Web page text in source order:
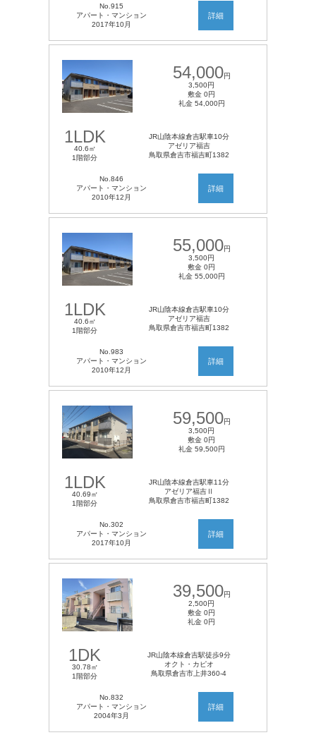
No.915
アパート・マンション
2017年10月
詳細
54,000円
3,500円
敷金 0円
礼金 54,000円
1LDK
40.6㎡
1階部分
JR山陰本線倉吉駅車10分
アゼリア福吉
鳥取県倉吉市福吉町1382
No.846
アパート・マンション
2010年12月
詳細
55,000円
3,500円
敷金 0円
礼金 55,000円
1LDK
40.6㎡
1階部分
JR山陰本線倉吉駅車10分
アゼリア福吉
鳥取県倉吉市福吉町1382
No.983
アパート・マンション
2010年12月
詳細
59,500円
3,500円
敷金 0円
礼金 59,500円
1LDK
40.69㎡
1階部分
JR山陰本線倉吉駅車11分
アゼリア福吉Ⅱ
鳥取県倉吉市福吉町1382
No.302
アパート・マンション
2017年10月
詳細
39,500円
2,500円
敷金 0円
礼金 0円
1DK
30.78㎡
1階部分
JR山陰本線倉吉駅徒歩9分
オクト・カピオ
鳥取県倉吉市上井360-4
No.832
アパート・マンション
2004年3月
詳細